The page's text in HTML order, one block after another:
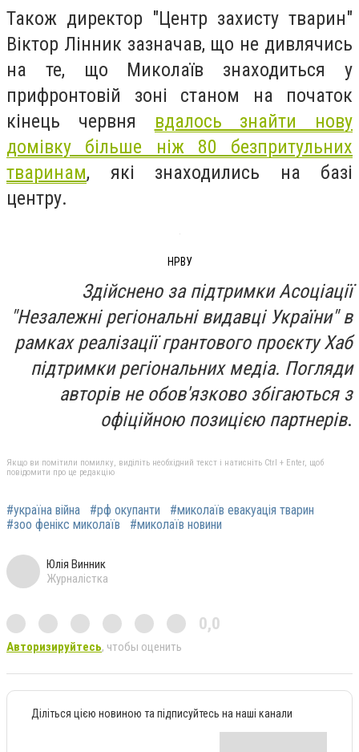
Також директор "Центр захисту тварин"
Віктор Лінник зазначав, що не дивлячись
на те, що Миколаїв знаходиться у
прифронтовій зоні станом на початок
кінець червня вдалось знайти нову
домівку більше ніж 80 безпритульних
тваринам, які знаходились на базі
центру.
НРВУ
Здійснено за підтримки Асоціації
"Незалежні регіональні видавці України" в
рамках реалізації грантового проєкту Хаб
підтримки регіональних медіа. Погляди
авторів не обов'язково збігаються з
офіційною позицією партнерів.
Якщо ви помітили помилку, виділіть необхідний текст і натисніть Ctrl + Enter, щоб
повідомити про це редакцію
#україна війна #рф окупанти
#миколаїв евакуація тварин
#зоо фенікс миколаїв
#миколаїв новини
Юлія Винник
Журналістка
0,0
Авторизируйтесь, чтобы оценить
Діліться цією новиною та підписуйтесь на наші канали